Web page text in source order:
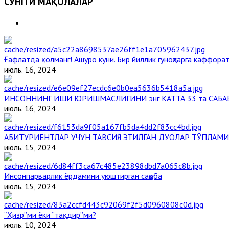
Ғафлатда қолманг! Ашуро куни. Бир йиллик гуноҳларга
июль. 16, 2024
ИНСОННИНГ ИШИ ЮРИШМАСЛИГИНИ энг КАТТА 33 та
июль. 16, 2024
АБИТУРИЕНТЛАР УЧУН ТАВСИЯ ЭТИЛГАН ДУОЛАР ТЎПЛАМИ
июль. 15, 2024
Инсонпарварлик ёрдамини уюштирган саҳоба
июль. 15, 2024
“Ҳизр”ми ёки “тақдир”ми?
июль. 10, 2024